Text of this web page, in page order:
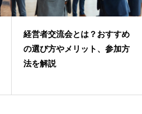
経営者交流会とは？おすすめ
の選び方やメリット、参加方
法を解説